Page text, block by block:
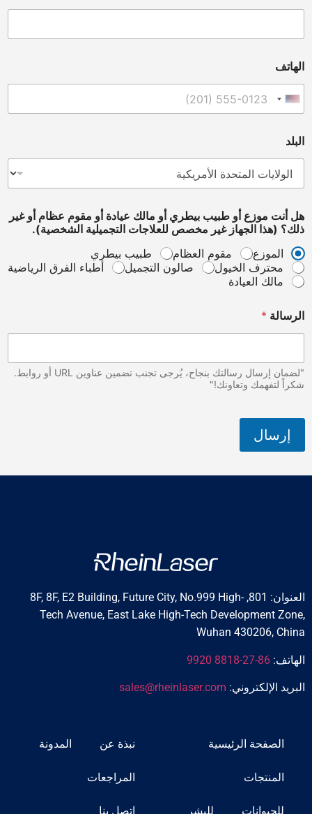
الهاتف
United States +1
البلد
ي
ر
م
و
ز
ع
ل
ل
هل أنت موزع أو طبيب بيطري أو مالك عيادة أو مقوم عظام أو غير
ذلك؟ (هذا الجهاز غير مخصص للعلاجات التجميلية الشخصية).
الموزع
مقوم العظام
طبيب بيطري
محترف الخيول
صالون التجميل
أطباء الفرق الرياضية
مالك العيادة
الرسالة *
"لضمان إرسال رسالتك بنجاح، يُرجى تجنب تضمين عناوين URL أو روابط.
شكراً لتفهمك وتعاونك!"
إرسال
العنوان: 801, 8F, 8F, E2 Building, Future City, No.999 High-
Tech Avenue, East Lake High-Tech Development Zone,
Wuhan 430206, China
الهاتف: 86-27-8818 9920
البريد الإلكتروني: sales@rheinlaser.com
الصفحة الرئيسية
المنتجات
للحيوانات للبشر
نبذة عن المدونة
المراجعات
اتصل بنا